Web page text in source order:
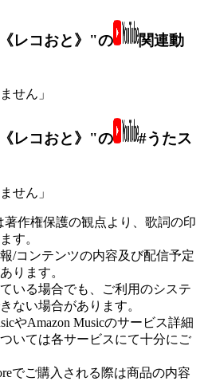
レコおと》"の
関連動
せん」
レコおと》"の
#うたス
せん」
著作権保護の観点より、歌詞の印
す。
/コンテンツの内容及び配信予定
ります。
いる場合でも、ご利用のシステ
ない場合があります。
やAmazon Musicのサービス詳細
いては各サービスにて十分にご
でご購入される際は商品の内容